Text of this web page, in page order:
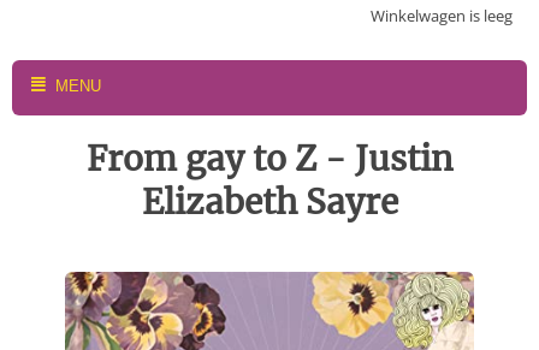
Winkelwagen is leeg
MENU
From gay to Z - Justin
Elizabeth Sayre